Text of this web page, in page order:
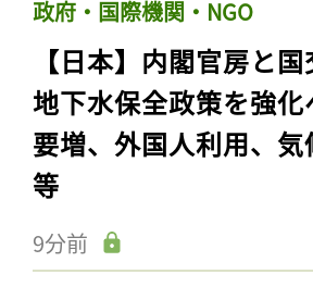
政府・国際機関・NGO
【日本】内閣官房と国
地下水保全政策を強化
要増、外国人利用、気
等
9分前